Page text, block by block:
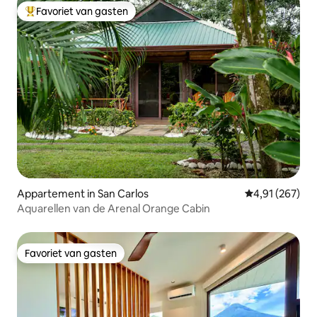
Topfavoriet van gasten
Favoriet van gasten
Appartement in San Carlos Gemiddelde
4,91 (267)
Aquarellen van de Arenal Orange Cabin
Favoriet van gasten
Favoriet van gasten